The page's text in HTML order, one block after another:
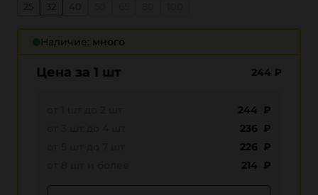
Наличие: много
Цена за 1 шт 244 ₽
244 ₽
236 ₽
226 ₽
214 ₽
32